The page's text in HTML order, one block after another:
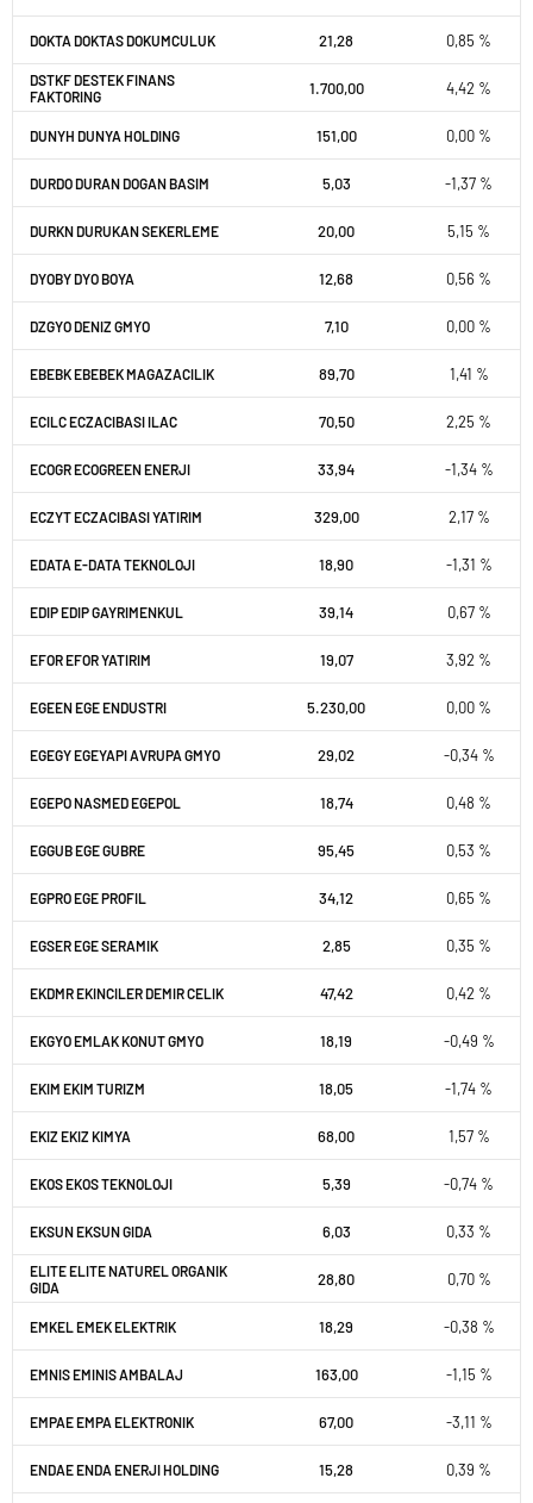
DOKTA DOKTAS DOKUMCULUK 21,28 0,85 %
DSTKF DESTEK FINANS
FAKTORING
1.700,00 4,42 %
DUNYH DUNYA HOLDING 151,00 0,00 %
DURDO DURAN DOGAN BASIM 5,03 -1,37 %
DURKN DURUKAN SEKERLEME 20,00 5,15 %
DYOBY DYO BOYA 12,68 0,56 %
DZGYO DENIZ GMYO 7,10 0,00 %
EBEBK EBEBEK MAGAZACILIK 89,70 1,41 %
ECILC ECZACIBASI ILAC 70,50 2,25 %
ECOGR ECOGREEN ENERJI 33,94 -1,34 %
ECZYT ECZACIBASI YATIRIM 329,00 2,17 %
EDATA E-DATA TEKNOLOJI 18,90 -1,31 %
EDIP EDIP GAYRIMENKUL 39,14 0,67 %
EFOR EFOR YATIRIM 19,07 3,92 %
EGEEN EGE ENDUSTRI 5.230,00 0,00 %
EGEGY EGEYAPI AVRUPA GMYO 29,02 -0,34 %
EGEPO NASMED EGEPOL 18,74 0,48 %
EGGUB EGE GUBRE 95,45 0,53 %
EGPRO EGE PROFIL 34,12 0,65 %
EGSER EGE SERAMIK 2,85 0,35 %
EKDMR EKINCILER DEMIR CELIK 47,42 0,42 %
EKGYO EMLAK KONUT GMYO 18,19 -0,49 %
EKIM EKIM TURIZM 18,05 -1,74 %
EKIZ EKIZ KIMYA 68,00 1,57 %
EKOS EKOS TEKNOLOJI 5,39 -0,74 %
EKSUN EKSUN GIDA 6,03 0,33 %
ELITE ELITE NATUREL ORGANIK
GIDA
28,80 0,70 %
EMKEL EMEK ELEKTRIK 18,29 -0,38 %
EMNIS EMINIS AMBALAJ 163,00 -1,15 %
EMPAE EMPA ELEKTRONIK 67,00 -3,11 %
ENDAE ENDA ENERJI HOLDING 15,28 0,39 %